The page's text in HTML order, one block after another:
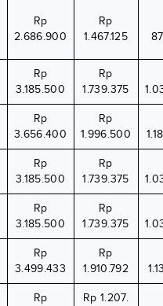
Rp
2.686.900
Rp
1.467.125
Rp
3.185.500
Rp
1.739.375
Rp
3.656.400
Rp
1.996.500
Rp
3.185.500
Rp
1.739.375
Rp
3.185.500
Rp
1.739.375
Rp
3.499.433
Rp
1.910.792
Rp
Rp 1.207.